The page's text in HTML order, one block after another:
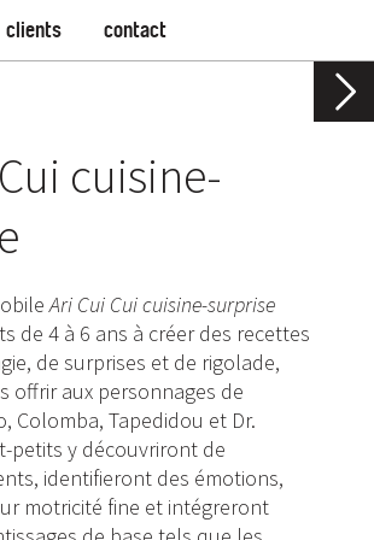
clients contact
cuisine-
Ari Cui Cui cuisine-surprise
de 4 à 6 ans à créer des recettes
de surprises et de rigolade,
offrir aux personnages de
Colomba, Tapedidou et Dr.
petits y découvriront de
identifieront des émotions,
motricité fine et intégreront